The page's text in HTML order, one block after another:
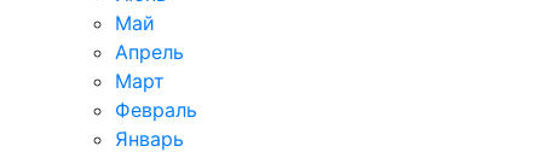
Май
Апрель
Март
Февраль
Январь